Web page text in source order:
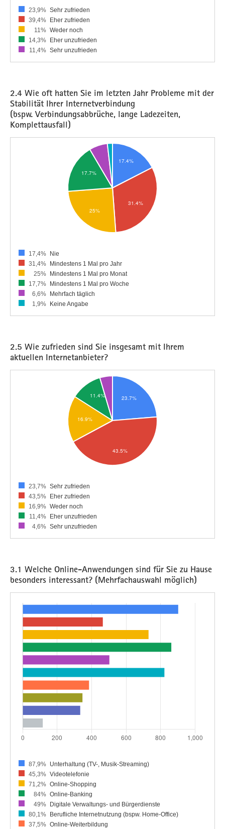
23,9% Sehr zufrieden
39,4%
Eher zufrieden
11% Weder noch
14,3%
Eher unzufrieden
11,4% Sehr unzufrieden
2.4 Wie oft hatten Sie im letzten Jahr Probleme mit der
Stabilität Ihrer Internetverbindung
(bspw. Verbindungsabbrüche, lange Ladezeiten,
Komplettausfall)
17,4%
Nie
31,4%
Mindestens 1 Mal pro Jahr
25%
Mindestens 1 Mal pro Monat
17,7%
Mindestens 1 Mal pro Woche
6,6%
Mehrfach täglich
1,9%
Keine Angabe
2.5 Wie zufrieden sind Sie insgesamt mit Ihrem
aktuellen Internetanbieter?
23,7% Sehr zufrieden
43,5%
Eher zufrieden
16,9% Weder noch
11,4%
Eher unzufrieden
4,6% Sehr unzufrieden
3.1 Welche Online-Anwendungen sind für Sie zu Hause
besonders interessant? (Mehrfachauswahl möglich)
87,9% Unterhaltung (TV-, Musik-Streaming)
45,3% Videotelefonie
71,2% Online-Shopping
84% Online-Banking
49%
Digitale Verwaltungs- und Bürgerdienste
80,1%
Berufliche Internetnutzung (bspw. Home-Office)
37,5% Online-Weiterbildung